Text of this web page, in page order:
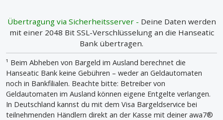
Übertragung via Sicherheitsserver - Deine Daten werden
mit einer 2048 Bit SSL-Verschlüsselung an die Hanseatic
Bank übertragen.
¹ Beim Abheben von Bargeld im Ausland berechnet die
Hanseatic Bank keine Gebühren – weder an Geldautomaten
noch in Bankfilialen. Beachte bitte: Betreiber von
Geldautomaten im Ausland können eigene Entgelte verlangen.
In Deutschland kannst du mit dem Visa Bargeldservice bei
teilnehmenden Händlern direkt an der Kasse mit deiner awa7®